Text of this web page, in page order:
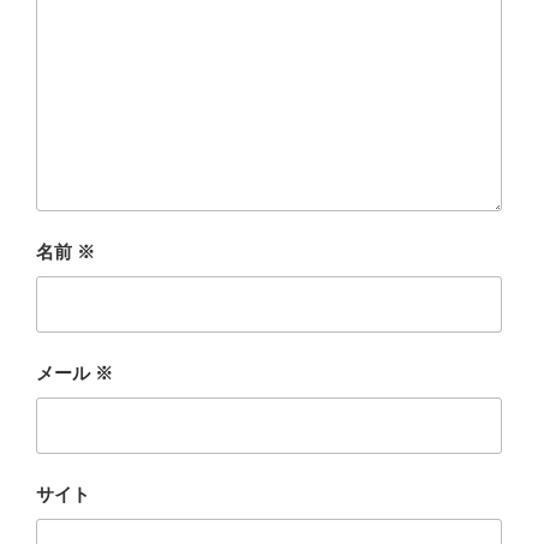
名前 ※
メール ※
サイト